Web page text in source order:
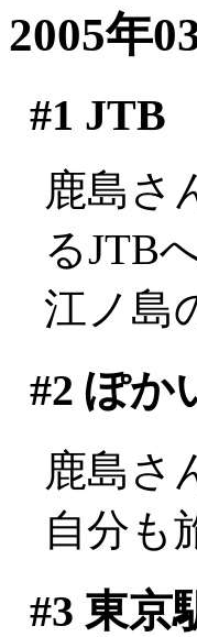
2005年
#1 JTB
鹿島さ
るJTBへ
江ノ島
#2 ぽか
鹿島さ
自分も
#3 東京